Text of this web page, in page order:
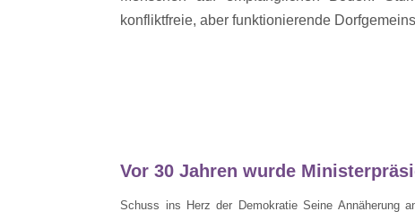
konfliktfreie, aber funktionierende
Vor 30 Jahren wurde
Schuss ins Herz der Demokratie Seine Annäherung